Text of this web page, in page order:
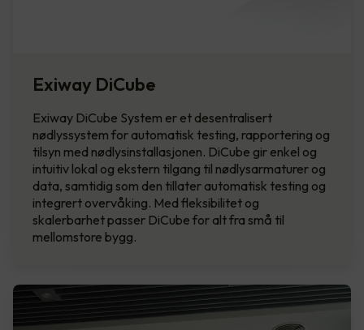
Exiway DiCube
Exiway DiCube System er et desentralisert
nødlyssystem for automatisk testing, rapportering og
tilsyn med nødlysinstallasjonen. DiCube gir enkel og
intuitiv lokal og ekstern tilgang til nødlysarmaturer og
data, samtidig som den tillater automatisk testing og
integrert overvåking. Med fleksibilitet og
skalerbarhet passer DiCube for alt fra små til
mellomstore bygg.